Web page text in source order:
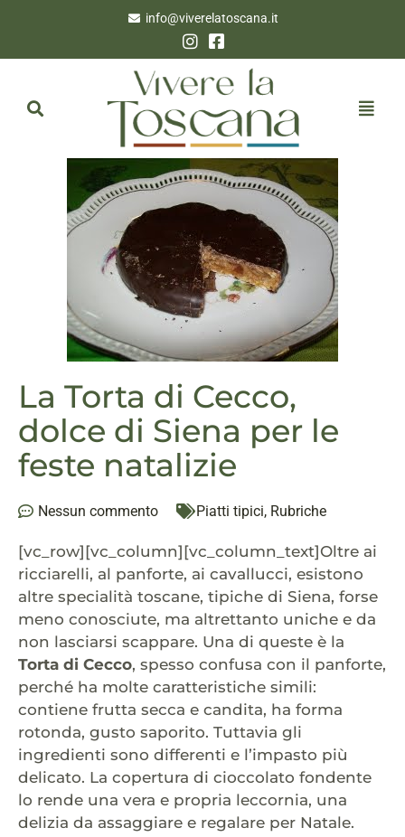
info@viverelatoscana.it
La Torta di Cecco,
dolce di Siena per le
feste natalizie
Nessun commento Piatti tipici, Rubriche
[vc_row][vc_column][vc_column_text]Oltre ai
ricciarelli, al panforte, ai cavallucci, esistono
altre specialità toscane, tipiche di Siena, forse
meno conosciute, ma altrettanto uniche e da
non lasciarsi scappare. Una di queste è la
Torta di Cecco, spesso confusa con il panforte,
perché ha molte caratteristiche simili:
contiene frutta secca e candita, ha forma
rotonda, gusto saporito. Tuttavia gli
ingredienti sono differenti e l’impasto più
delicato. La copertura di cioccolato fondente
lo rende una vera e propria leccornia, una
delizia da assaggiare e regalare per Natale.